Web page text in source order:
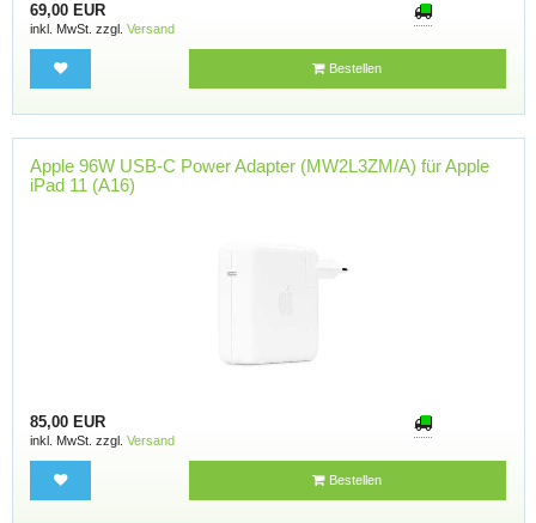
69,00 EUR
inkl. MwSt. zzgl. Versand
Bestellen
Apple 96W USB-C Power Adapter (MW2L3ZM/A) für Apple
iPad 11 (A16)
85,00 EUR
inkl. MwSt. zzgl. Versand
Bestellen